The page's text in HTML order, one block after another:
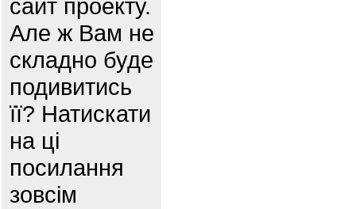
сайт проекту.
Але ж Вам не
складно буде
подивитись
її? Натискати
на ці
посилання
зовсім